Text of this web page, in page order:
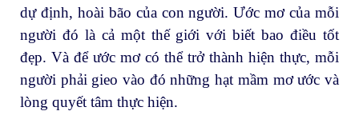
dự định, hoài bão của con người. Ước mơ của mỗi
người đó là cả một thế giới với biết bao điều tốt
đẹp. Và để ước mơ có thể trở thành hiện thực, mỗi
người phải gieo vào đó những hạt mầm mơ ước và
lòng quyết tâm thực hiện.